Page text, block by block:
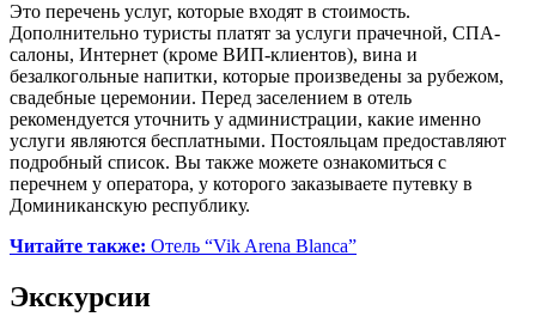
Это перечень услуг, которые входят в стоимость.
Дополнительно туристы платят за услуги прачечной, СПА-
салоны, Интернет (кроме ВИП-клиентов), вина и
безалкогольные напитки, которые произведены за рубежом,
свадебные церемонии. Перед заселением в отель
рекомендуется уточнить у администрации, какие именно
услуги являются бесплатными. Постояльцам предоставляют
подробный список. Вы также можете ознакомиться с
перечнем у оператора, у которого заказываете путевку в
Доминиканскую республику.
Читайте также: Отель “Vik Arena Blanca”
Экскурсии